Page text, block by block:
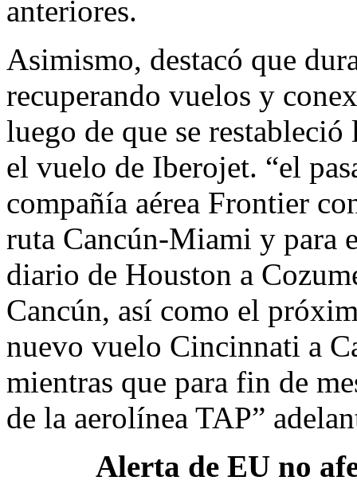
anteriores.
Asimismo, destacó que
recuperando vuelos y
luego de que se
el vuelo de Iberojet. “el
compañía aérea Frontier
ruta Cancún-Miami y para
diario de Houston a
Cancún, así como el
nuevo vuelo Cincinnati a
mientras que para fin de
de la aerolínea TAP”
Alerta de EU no